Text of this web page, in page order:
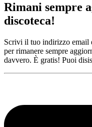
Rimani sempre
discoteca!
Scrivi il tuo indirizzo email
per rimanere sempre
davvero. È gratis! Puoi